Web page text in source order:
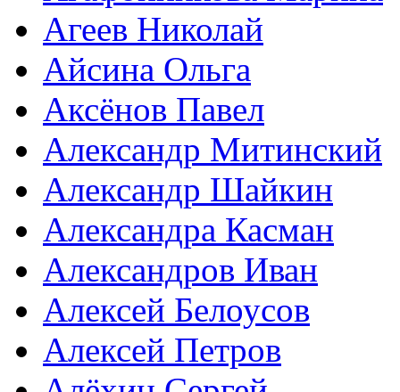
Агеев Николай
Айсина Ольга
Аксёнов Павел
Александр Митинский
Александр Шайкин
Александра Касман
Александров Иван
Алексей Белоусов
Алексей Петров